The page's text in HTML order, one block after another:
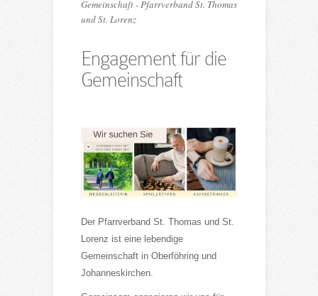
Gemeinschaft - Pfarrverband St. Thomas
und St. Lorenz
Engagement für die
Gemeinschaft
Der Pfarrverband St. Thomas und St.
Lorenz ist eine lebendige
Gemeinschaft in Oberföhring und
Johanneskirchen.